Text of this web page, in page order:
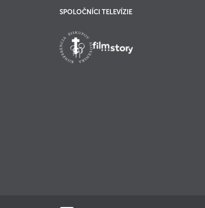
SPOLOČNÍCI TELEVÍZIE